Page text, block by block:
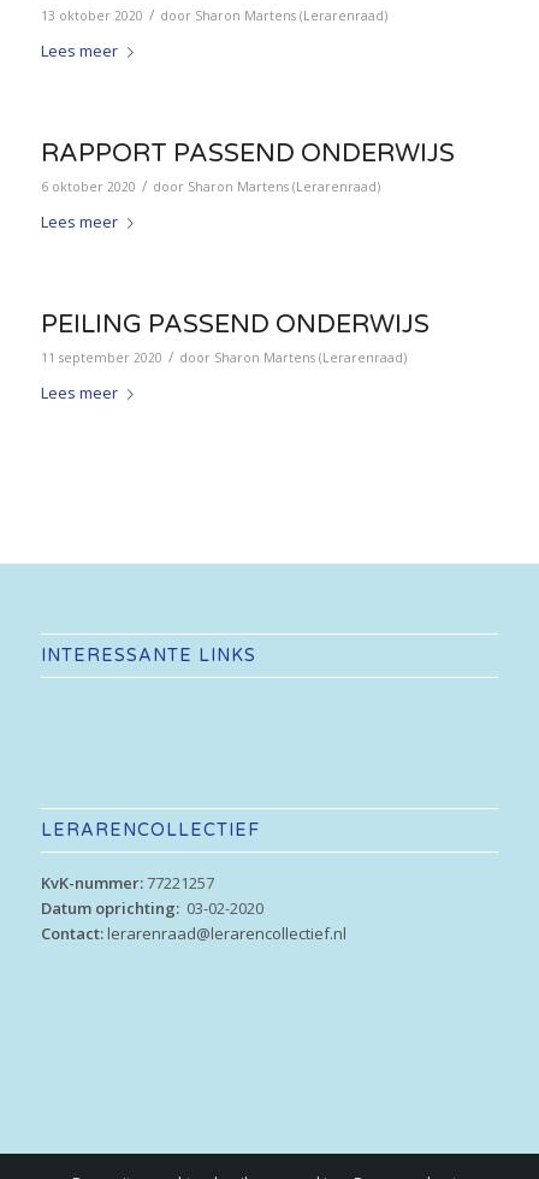
13 oktober 2020 / door Sharon Martens (Lerarenraad)
Lees meer
RAPPORT PASSEND ONDERWIJS
6 oktober 2020 / door Sharon Martens (Lerarenraad)
Lees meer
PEILING PASSEND ONDERWIJS
11 september 2020 / door Sharon Martens (Lerarenraad)
Lees meer
INTERESSANTE LINKS
LERARENCOLLECTIEF
KvK-nummer:77221257
Datum oprichting: 03-02-2020
Contact: lerarenraad@lerarencollectief.nl